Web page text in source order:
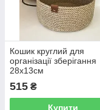
Кошик круглий для
організації зберігання
28х13см
515 ₴
Купити